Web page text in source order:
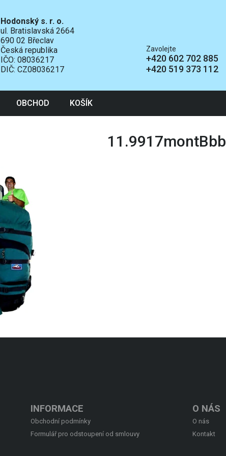
Hodonský s. r. o.
ul. Bratislavská 2664
690 02 Břeclav
Česká republika
IČO: 08036217
DIČ: CZ08036217
Zavolejte
+420 602 702 885
+420 519 373 112
OBCHOD KOŠÍK
11.9917montBbb
INFORMACE
Obchodní podmínky
Formulář pro odstoupení od smlouvy
O NÁS
O nás
Kontakt